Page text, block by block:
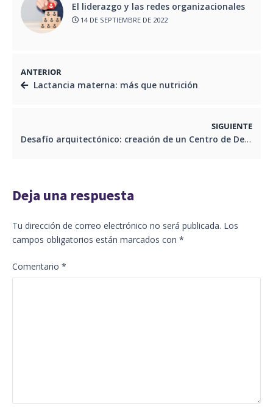
El liderazgo y las redes organizacionales
14 DE SEPTIEMBRE DE 2022
ANTERIOR
Lactancia materna: más que nutrición
SIGUIENTE
Desafío arquitectónico: creación de un Centro de Desarrollo Comunitario
Deja una respuesta
Tu dirección de correo electrónico no será publicada. Los
campos obligatorios están marcados con *
Comentario *